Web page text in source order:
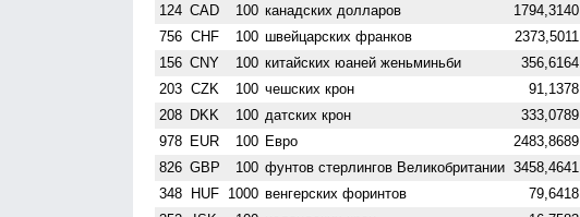
124 CAD 100 канадских долларов 1794,3140
756 CHF 100 швейцарских франков 2373,5011
156 CNY 100 китайских юаней женьминьби 356,6164
203 CZK 100 чешских крон 91,1378
208 DKK 100 датских крон 333,0789
978 EUR 100 Евро 2483,8689
826 GBP 100 фунтов стерлингов Велико­британии 3458,4641
348 HUF 1000 венгерских форинтов 79,6418